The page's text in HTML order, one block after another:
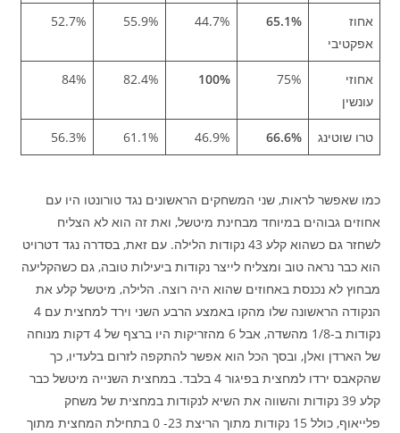
אחוז
אפקטיבי
65.1%
44.7%
55.9%
52.7%
אחוזי
עונשין
75%
100%
82.4%
84%
טרו שוטינג 66.6%
46.9%
61.1%
56.3%
כמו שאפשר לראות, שני המשחקים הראשונים נגד טורונטו היו עם
אחוזים גבוהים במיוחד מבחינת מיטשל, ואת זה הוא לא הצליח
לשחזר גם כשהוא קלע 43 נקודות הלילה. עם זאת, בסדרה נגד דטרויט
הוא כבר נראה טוב ומצליח לייצר נקודות ביעילות טובה, גם כשהקליעה
מבחוץ לא נכנסת באחוזים שהוא היה רוצה. הלילה, מיטשל קלע את
הנקודה הראשונה שלו מהקו באמצע הרבע השני וירד למחצית עם 4
נקודות ב-1/8 מהשדה, אבל 6 מהזריקות היו ברצף של 4 דקות מנוחה
של הארדן ואלן, ובסך הכל הוא אפשר להתקפה לזרום בלעדיו, כך
שהקאבס ירדו למחצית בפיגור 4 בלבד. במחצית השנייה מיטשל כבר
קלע 39 נקודות והשווה את השיא לנקודות במחצית של משחק
פלייאוף, כולל 15 נקודות מתוך הריצת 23- 0 בתחילת המחצית מתוך